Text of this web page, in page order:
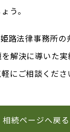
う。
路法律事務所の
解決に導いた
にご相談くださ
相続ページへ戻る